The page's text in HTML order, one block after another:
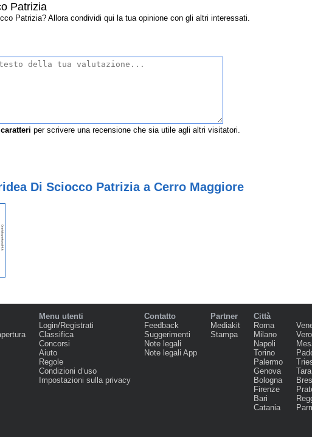
Patrizia
Patrizia? Allora condividi qui la tua opinione con gli altri interessati.
per scrivere una recensione che sia utile agli altri visitatori.
Di Sciocco Patrizia a Cerro Maggiore
Menu utenti
Login/Registrati
Classifica
Concorsi
Aiuto
Regole
Condizioni d‘uso
Impostazioni sulla privacy
Contatto
Feedback
Suggerimenti
Note legali
Note legali App
Partner
Mediakit
Stampa
Città
Roma
Milano
Napoli
Torino
Palermo
Genova
Bologna
Firenze
Bari
Catania